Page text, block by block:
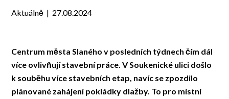
Aktuálně | 27.08.2024
Centrum města Slaného v posledních týdnech čím dál
více ovlivňují stavební práce. V Soukenické ulici došlo
k souběhu více stavebních etap, navíc se zpozdilo
plánované zahájení pokládky dlažby. To pro místní